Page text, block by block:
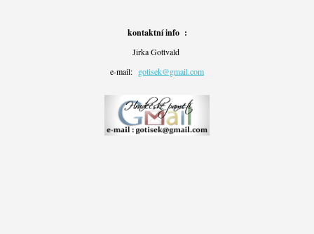
kontaktní info :
Jirka Gottvald
e-mail: gotisek@gmail.com